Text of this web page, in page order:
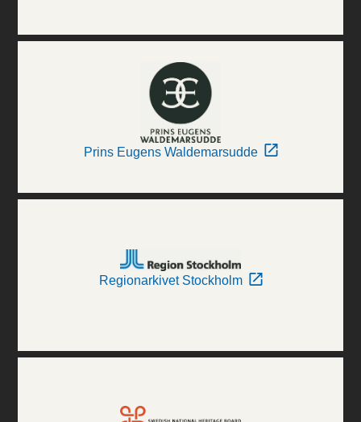
Prins Eugens Waldemarsudde
Regionarkivet Stockholm